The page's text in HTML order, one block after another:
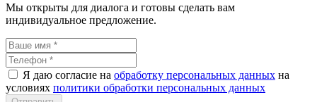
Мы открыты для диалога и готовы сделать вам
индивидуальное предложение.
Я даю согласие на обработку персональных данных на
условиях политики обработки персональных данных